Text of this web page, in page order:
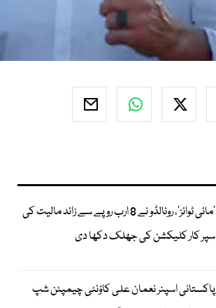
’مائی ٹوائز‘، رونالڈو نے 8 ارب روپے سے زائد مالیت کی
سپر کار کلیکشن کی جھلک دکھا دی
پاکستانی اسپنر نعمان علی کاؤنٹی چیمپئن شپ